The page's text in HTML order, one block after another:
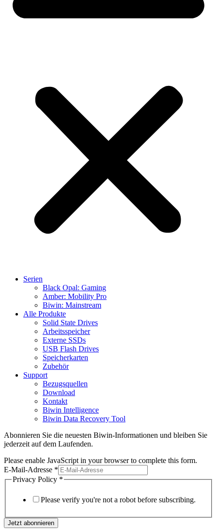
Serien
Black Opal: Gaming
Amber: Mobility Pro
Biwin: Mainstream
Alle Produkte
Solid State Drives
Arbeitsspeicher
Externe SSDs
USB Flash Drives
Speicherkarten
Zubehör
Support
Bezugsquellen
Download
Kontakt
Biwin Intelligence
Biwin Data Recovery Tool
Abonnieren Sie die neuesten Biwin-Informationen und bleiben Sie
jederzeit auf dem Laufenden.
Please enable JavaScript in your browser to complete this form.
E-Mail-Adresse *
Privacy Policy *
Please verify you're not a robot before subscribing.
Jetzt abonnieren